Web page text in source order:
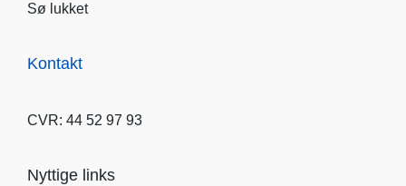
Sø lukket
Kontakt
CVR: 44 52 97 93
Nyttige links